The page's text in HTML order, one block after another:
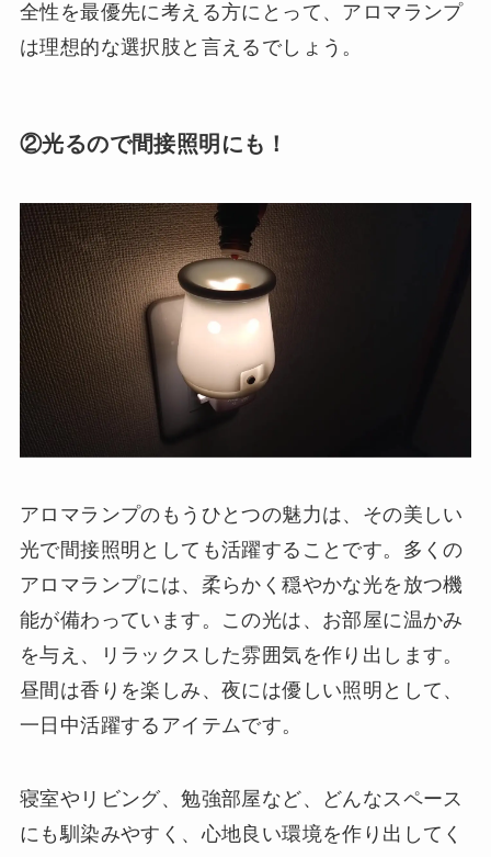
全性を最優先に考える方にとって、アロマランプ
は理想的な選択肢と言えるでしょう。
②光るので間接照明にも！
アロマランプのもうひとつの魅力は、その美しい
光で間接照明としても活躍することです。多くの
アロマランプには、柔らかく穏やかな光を放つ機
能が備わっています。この光は、お部屋に温かみ
を与え、リラックスした雰囲気を作り出します。
昼間は香りを楽しみ、夜には優しい照明として、
一日中活躍するアイテムです。
寝室やリビング、勉強部屋など、どんなスペース
にも馴染みやすく、心地良い環境を作り出してく